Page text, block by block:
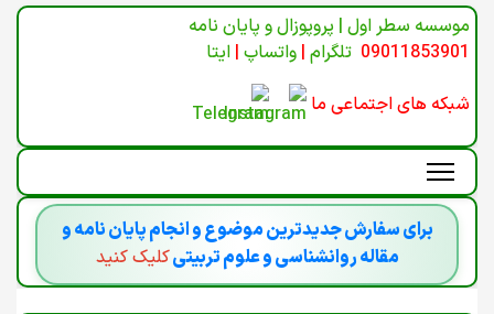
موسسه سطر اول | پروپوزال و پایان نامه
09011853901 تلگرام | واتساپ | ایتا
شبکه های اجتماعی ما
برای سفارش جدیدترین موضوع و انجام پایان نامه و
مقاله روانشناسی و علوم تربیتیکلیک کنید